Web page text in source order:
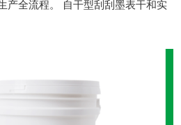
产全流程。 自干型刮刮墨表干和实